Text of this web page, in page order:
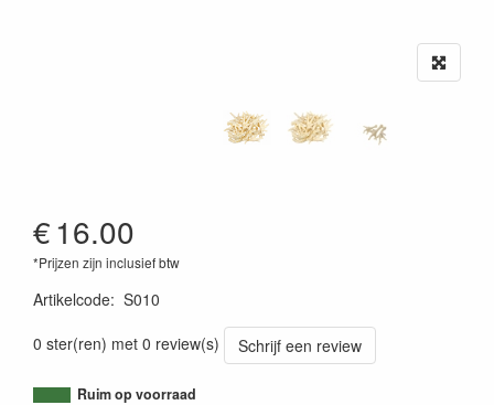
€16.00
*Prijzen zijn inclusief btw
Artikelcode: S010
0 ster(ren) met 0 review(s)
Schrijf een review
Ruim op voorraad